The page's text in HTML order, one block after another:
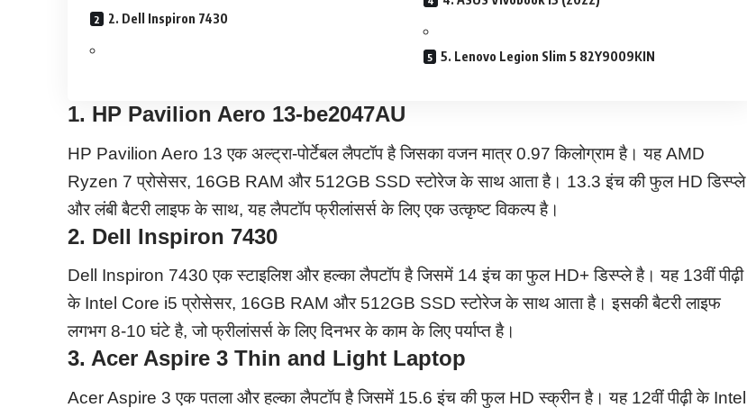
2. Dell Inspiron 7430
5. Lenovo Legion Slim 5 82Y9009KIN
1. HP Pavilion Aero 13-be2047AU
HP Pavilion Aero 13 एक अल्ट्रा-पोर्टेबल लैपटॉप है जिसका वजन मात्र 0.97 किलोग्राम है। यह AMD
Ryzen 7 प्रोसेसर, 16GB RAM और 512GB SSD स्टोरेज के साथ आता है। 13.3 इंच की फुल HD डिस्प्ले
और लंबी बैटरी लाइफ के साथ, यह लैपटॉप फ्रीलांसर्स के लिए एक उत्कृष्ट विकल्प है। ​
2. Dell Inspiron 7430
Dell Inspiron 7430 एक स्टाइलिश और हल्का लैपटॉप है जिसमें 14 इंच का फुल HD+ डिस्प्ले है। यह 13वीं पीढ़ी
के Intel Core i5 प्रोसेसर, 16GB RAM और 512GB SSD स्टोरेज के साथ आता है। इसकी बैटरी लाइफ
लगभग 8-10 घंटे है, जो फ्रीलांसर्स के लिए दिनभर के काम के लिए पर्याप्त है। ​
3. Acer Aspire 3 Thin and Light Laptop
Acer Aspire 3 एक पतला और हल्का लैपटॉप है जिसमें 15.6 इंच की फुल HD स्क्रीन है। यह 12वीं पीढ़ी के Intel